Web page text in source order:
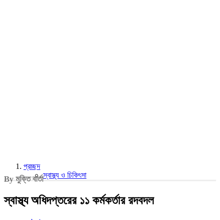
প্রচ্ছদ
স্বাস্থ্য ও চিকিৎসা
By মুক্তি বার্তা
স্বাস্থ্য অধিদপ্তরের ১১ কর্মকর্তার রদবদল